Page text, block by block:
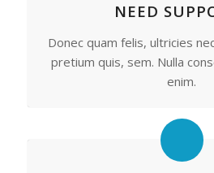
NEED
Donec quam felis, ultricies
pretium quis, sem. Nulla
enim.